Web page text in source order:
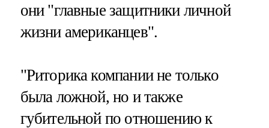
они "главные защитники личной
жизни американцев".
"Риторика компании не только
была ложной, но и также
губительной по отношению к